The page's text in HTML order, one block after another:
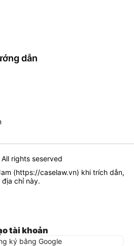
dẫn
rights seserved
(https://caselaw.vn) khi trích dẫn,
chỉ này.
tài khoản
ký bằng Google